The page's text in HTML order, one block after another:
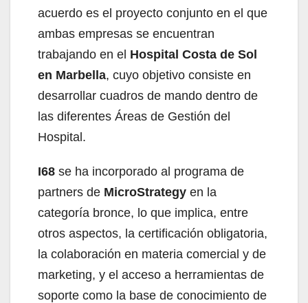
acuerdo es el proyecto conjunto en el que
ambas empresas se encuentran
trabajando en el Hospital Costa de Sol
en Marbella, cuyo objetivo consiste en
desarrollar cuadros de mando dentro de
las diferentes Áreas de Gestión del
Hospital.
I68 se ha incorporado al programa de
partners de MicroStrategy en la
categoría bronce, lo que implica, entre
otros aspectos, la certificación obligatoria,
la colaboración en materia comercial y de
marketing, y el acceso a herramientas de
soporte como la base de conocimiento de